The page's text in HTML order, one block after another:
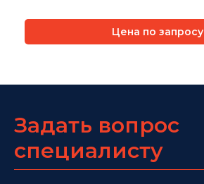
Цена по запросу
Задать вопрос
специалисту